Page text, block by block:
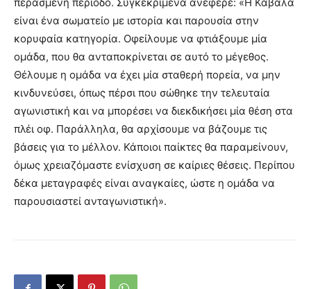
είναι ένα σωματείο με ιστορία και παρουσία στην
κορυφαία κατηγορία. Οφείλουμε να φτιάξουμε μία
ομάδα, που θα ανταποκρίνεται σε αυτό το μέγεθος.
Θέλουμε η ομάδα να έχει μία σταθερή πορεία, να μην
κινδυνεύσει, όπως πέρσι που σώθηκε την τελευταία
αγωνιστική και να μπορέσει να διεκδικήσει μία θέση στα
πλέι οφ. Παράλληλα, θα αρχίσουμε να βάζουμε τις
βάσεις για το μέλλον. Κάποιοι παίκτες θα παραμείνουν,
όμως χρειαζόμαστε ενίσχυση σε καίριες θέσεις. Περίπου
δέκα μεταγραφές είναι αναγκαίες, ώστε η ομάδα να
παρουσιαστεί ανταγωνιστική».